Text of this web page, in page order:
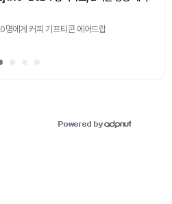
명에게 커피 기프티콘 에어드랍